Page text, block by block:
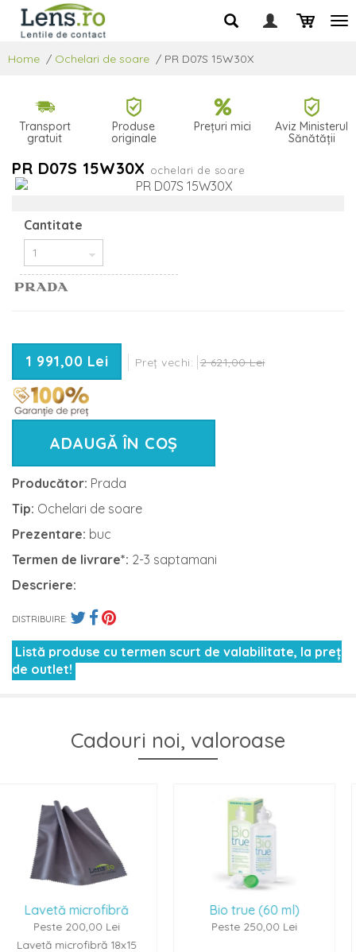
Home / Ochelari de soare / PR D07S 15W30X
Transport
gratuit
Produse
originale
Prețuri mici
Aviz Ministerul
Sănătății
PR D07S 15W30X ochelari de soare
Cantitate
1 991,00 Lei Preț vechi: 2 621,00 Lei
ADAUGĂ ÎN COȘ
Producător: Prada
Tip: Ochelari de soare
Prezentare: buc
Termen de livrare*: 2-3 saptamani
Descriere:
DISTRIBUIRE:
Listă produse cu termen scurt de valabilitate, la preț
de outlet!
Cadouri noi, valoroase
18x15
Bio true (60 ml)
Peste 250,00 Lei
Renu
Peste